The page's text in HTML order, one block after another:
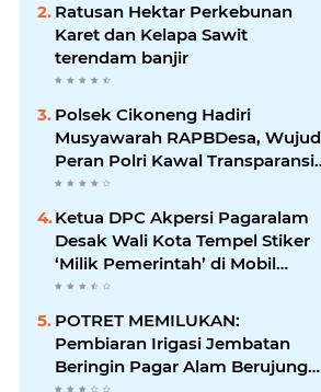
Ratusan Hektar Perkebunan
Karet dan Kelapa Sawit
terendam banjir
Polsek Cikoneng Hadiri
Musyawarah RAPBDesa, Wujud
Peran Polri Kawal Transparansi
dan Kamtibmas Desa
Sindangkasih
Ketua DPC Akpersi Pagaralam
Desak Wali Kota Tempel Stiker
‘Milik Pemerintah’ di Mobil
Dinas, Cegah Penyalahgunaan
POTRET MEMILUKAN:
Pembiaran Irigasi Jembatan
Beringin Pagar Alam Berujung